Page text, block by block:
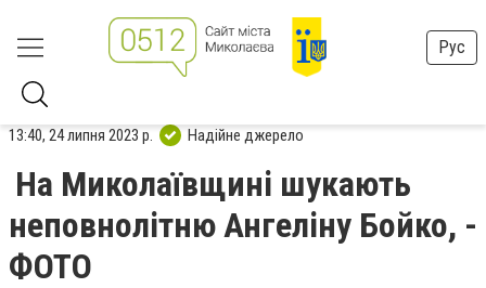
Рус
13:40, 24 липня 2023 р. Надійне джерело
На Миколаївщині шукають
неповнолітню Ангеліну Бойко, -
ФОТО